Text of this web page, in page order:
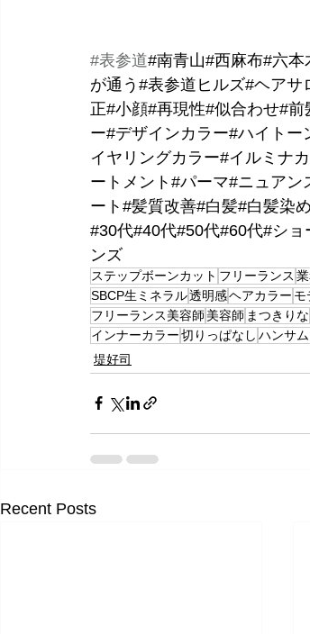
#表参道#南青山#西麻布#六
が通う#表参道ヒルズ#ヘア
正#小顔#再現性#似合わせ#
ー#デザインカラー#ハイト
イヤリングカラー#イルミナ
ートメント#パーマ#ニュア
ート#髪質改善#白髪#白髪染
#30代#40代#50代#60代#シ
ンズ
ステップボーンカット フリーランス
SBCP生ミネラル透明感ヘアカラー モ
フリーランス美容師 美容師 まつきりな
インナーカラー切りっぱなし ハンサ
堤好司
Recent Posts